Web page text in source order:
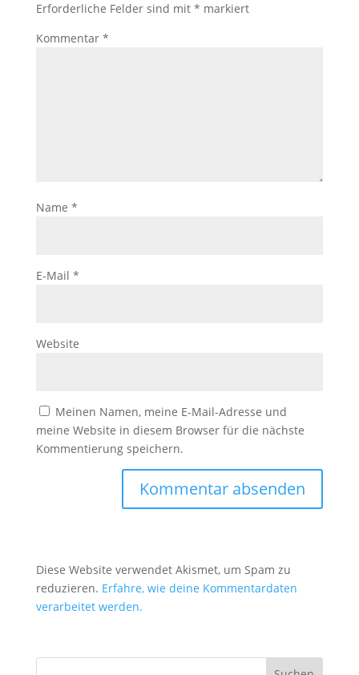
Erforderliche Felder sind mit * markiert
Kommentar *
Name *
E-Mail *
Website
Meinen Namen, meine E-Mail-Adresse und
meine Website in diesem Browser für die nächste
Kommentierung speichern.
Diese Website verwendet Akismet, um Spam zu
reduzieren. Erfahre, wie deine Kommentardaten
verarbeitet werden.